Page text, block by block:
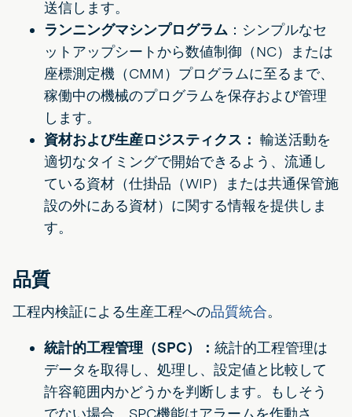
送信します。
ランニングマシンプログラム ：シンプルなセ
ットアップシートから数値制御（NC）または
座標測定機（CMM）プログラムに至るまで、
稼働中の機械のプログラムを保存および管理
します。
資材および生産ロジスティクス： 輸送活動を
適切なタイミングで開始できるよう、流通し
ている資材（仕掛品（WIP）または共通保管施
設の外にある資材）に関する情報を提供しま
す。
品質
工程内検証による生産工程への品質統合。
統計的工程管理（SPC）： 統計的工程管理は
データを取得し、処理し、設定値と比較して
許容範囲内かどうかを判断します。もしそう
でない場合、SPC機能はアラームを作動さ